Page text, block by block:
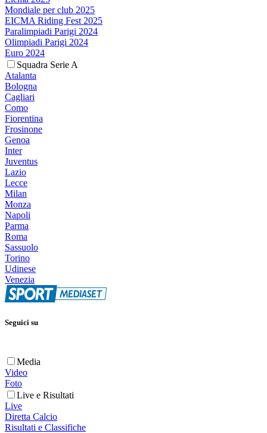
Mondiale per club 2025
EICMA Riding Fest 2025
Paralimpiadi Parigi 2024
Olimpiadi Parigi 2024
Euro 2024
Squadra Serie A
Atalanta
Bologna
Cagliari
Como
Fiorentina
Frosinone
Genoa
Inter
Juventus
Lazio
Lecce
Milan
Monza
Napoli
Parma
Roma
Sassuolo
Torino
Udinese
Venezia
Seguici su
Media
Video
Foto
Live e Risultati
Live
Diretta Calcio
Risultati e Classifiche